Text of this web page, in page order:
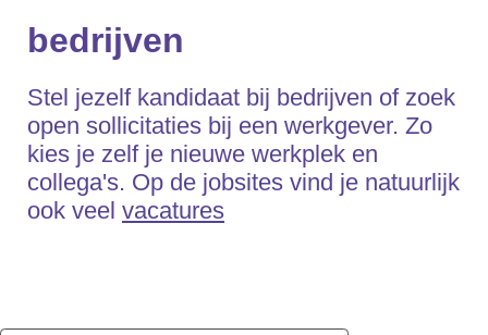
bedrijven
Stel jezelf kandidaat bij bedrijven of zoek
open sollicitaties bij een werkgever. Zo
kies je zelf je nieuwe werkplek en
collega's. Op de jobsites vind je natuurlijk
ook veel vacatures